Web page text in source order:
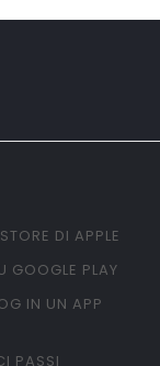
DI APPLE
GOOGLE PLAY
IN UN APP
PASSI